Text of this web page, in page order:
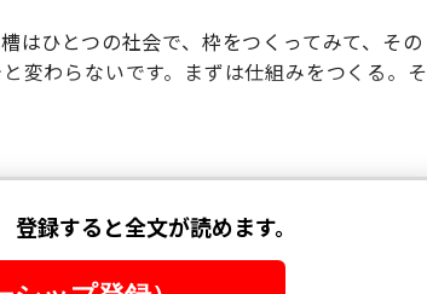
はひとつの社会で、枠をつくってみて、その
変わらないです。まずは仕組みをつくる。そ